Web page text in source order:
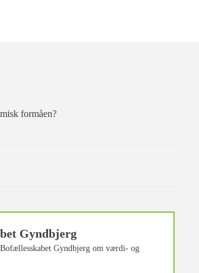
formåen?
Gyndbjerg
Gyndbjerg om værdi- og